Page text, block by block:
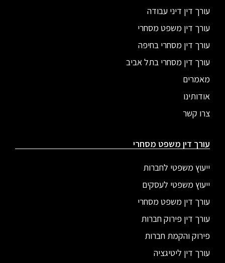
עורך דין דיני עבודה
עורך דין משפט מסחרי
עורך דין מסחרי בחיפה
עורך דין מסחרי בתל אביב
מאמרים
אודותינו
צרו קשר
עורך דין משפט מסחרי
ייעוץ משפטי לחברות
ייעוץ משפטי לעסקים
עורך דין משפט מסחרי
עורך דין פירוק חברות
פירוק והקמת חברות
עורך דין ליטיגציה